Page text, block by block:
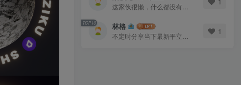
这家伙很懒，什么都没有写...
TOP10 林格
不定时分享当下最新平立面图库
1